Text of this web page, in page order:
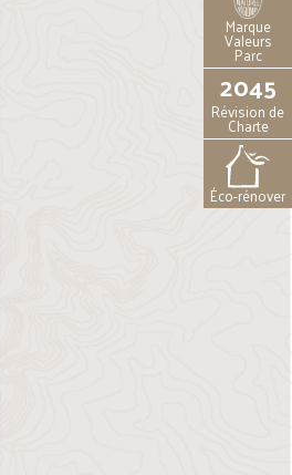
Marque
Valeurs
Parc
2045
Révision de
Charte
Éco-rénover